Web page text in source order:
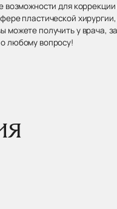
возможности для
пластической
можете получить у врача,
любому вопросу!